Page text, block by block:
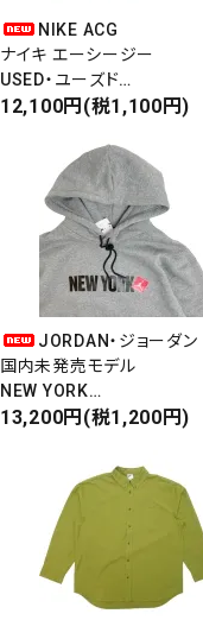
NIKE ACG
ナイキ エーシージー
USED・ユーズド
HALF-ZIP KNIT
12,100円(税1,100円)
JORDAN・ジョーダン
国内未発売モデル
NEW YORK
SWEAT PARKA
13,200円(税1,200円)